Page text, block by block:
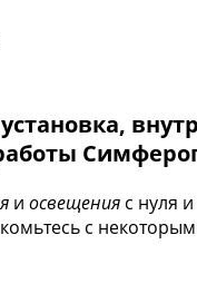
установка,
и освещения с нуля
с